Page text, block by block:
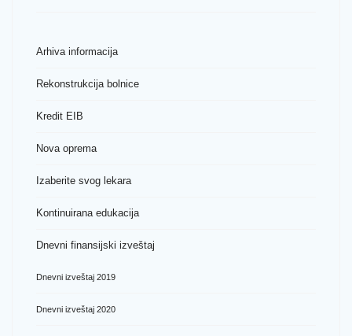
Arhiva informacija
Rekonstrukcija bolnice
Kredit EIB
Nova oprema
Izaberite svog lekara
Kontinuirana edukacija
Dnevni finansijski izveštaj
Dnevni izveštaj 2019
Dnevni izveštaj 2020